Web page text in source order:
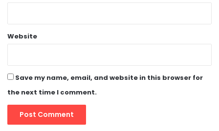
Website
Save my name, email, and website in this browser for
the next time I comment.